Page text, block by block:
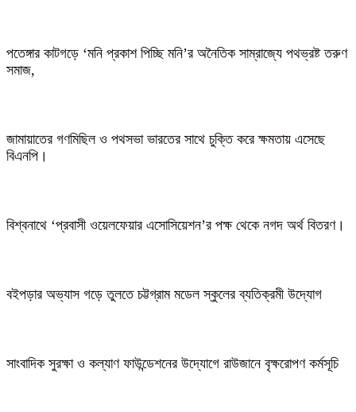
পতেঙ্গার কাটগড়ে ‘মনি প্রকাশ পিচ্ছি মনি’র অনৈতিক সাম্রাজ্যে পথভ্রষ্ট তরুণ
সমাজ,
জামায়াতের গণমিছিল ও পথসভা ভারতের সাথে চুক্তি করে ক্ষমতায় এসেছে
বিএনপি।
বিশ্বনাথে ‘প্রবাসী ওয়েলফেয়ার এসোসিয়েশন’র পক্ষ থেকে নগদ অর্থ বিতরণ।
বইপড়ার অভ্যাস গড়ে তুলতে চট্টগ্রাম মডেল স্কুলের ব্যতিক্রমী উদ্যোগ
সাংবাদিক সুরক্ষা ও কল্যাণ ফাউন্ডেশনের উদ্যোগে রাউজানে বৃক্ষরোপণ কর্মসূচি